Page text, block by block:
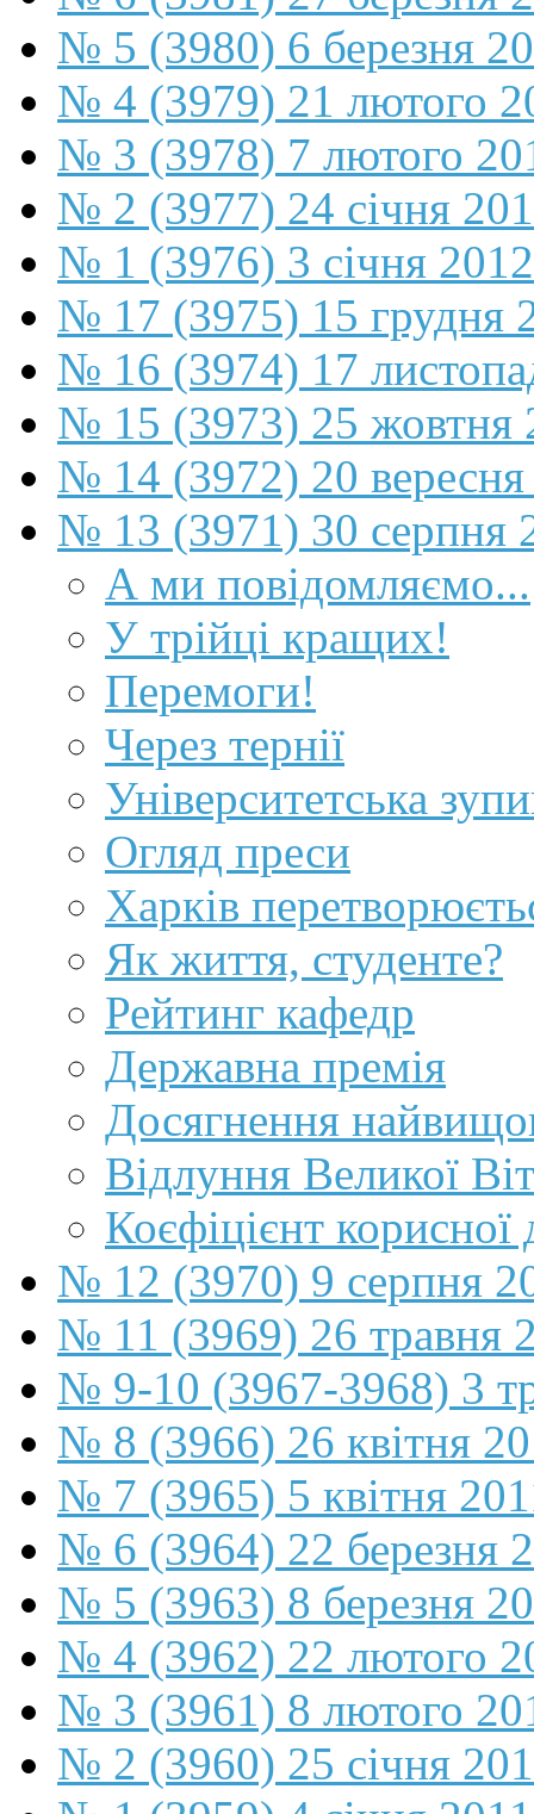
№ 5 (3980) 6 березня
№ 4 (3979) 21 лютого
№ 3 (3978) 7 лютого
№ 2 (3977) 24 січня
№ 1 (3976) 3 січня 2012
№ 17 (3975) 15 грудня
№ 16 (3974) 17
№ 15 (3973) 25 жовтня
№ 14 (3972) 20 вересня
№ 13 (3971) 30 серпня
А ми повідомляємо...
У трійці кращих!
Перемоги!
Через тернії
Університетська
Огляд преси
Харків
Як життя, студенте?
Рейтинг кафедр
Державна премія
Досягнення
Відлуння Великої
Коєфіцієнт корисної
№ 12 (3970) 9 серпня
№ 11 (3969) 26 травня
№ 9-10 (3967-3968) 3
№ 8 (3966) 26 квітня
№ 7 (3965) 5 квітня
№ 6 (3964) 22 березня
№ 5 (3963) 8 березня
№ 4 (3962) 22 лютого
№ 3 (3961) 8 лютого
№ 2 (3960) 25 січня